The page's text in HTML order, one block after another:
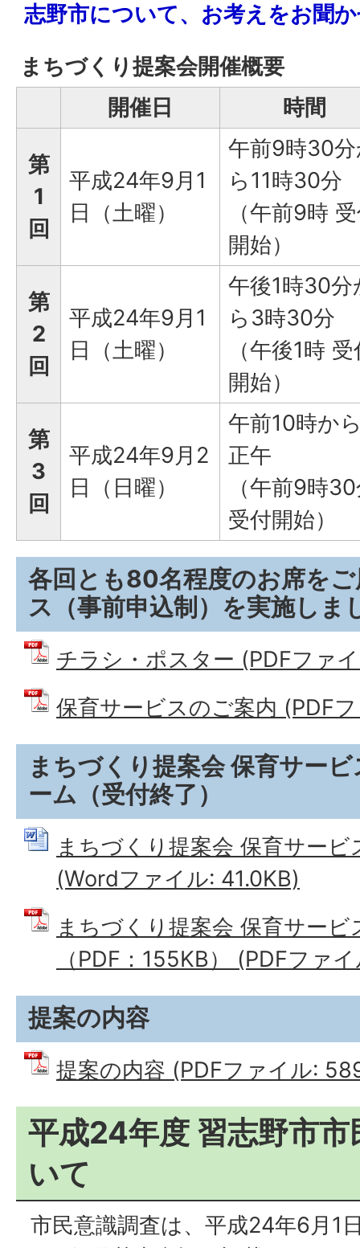
志野市について、お考えをお聞
まちづくり提案会開催概要
開催日
時間
第
1
回
平成24年9月1
日（土曜）
午前9時30
ら11時30分
（午前9時
開始）
第
2
回
平成24年9月1
日（土曜）
午後1時30分
ら3時30分
（午後1時
開始）
第
3
回
平成24年9月2
日（日曜）
午前10時か
正午
（午前9時
受付開始）
各回とも80名程度のお席を
ス（事前申込制）を実施しま
チラシ・ポスター (PDFファ
保育サービスのご案内 (PDF
まちづくり提案会 保育サー
ーム（受付終了）
まちづくり提案会 保育サー
(Wordファイル: 41.0KB)
まちづくり提案会 保育サービ
（PDF：155KB） (PDFファ
提案の内容
提案の内容 (PDFファイル:
平成24年度 習志野市
いて
市民意識調査は、平成24年6月1